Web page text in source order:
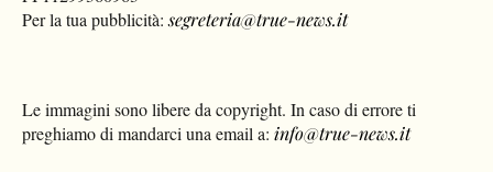
preghiamo di mandarci una email a: info@true-news.it